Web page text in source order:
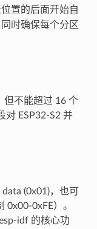
置的后面开始自
时确保每个分区
但不能超过 16 个
对 ESP32-S2 并
(0x01)，也可
0x00-0xFE）。
idf 的核心功